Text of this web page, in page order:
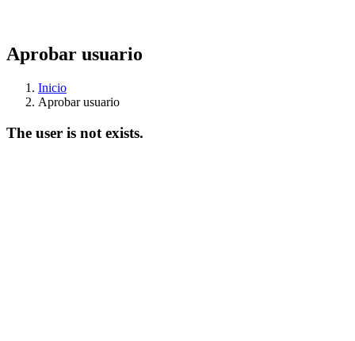
Aprobar usuario
Inicio
Aprobar usuario
The user is not exists.